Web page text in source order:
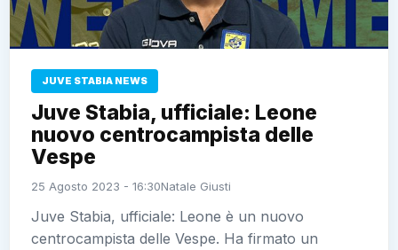
JUVE STABIA NEWS
Juve Stabia, ufficiale: Leone
nuovo centrocampista delle
Vespe
25 Agosto 2023 - 16:30Natale Giusti
Juve Stabia, ufficiale: Leone è un nuovo
centrocampista delle Vespe. Ha firmato un